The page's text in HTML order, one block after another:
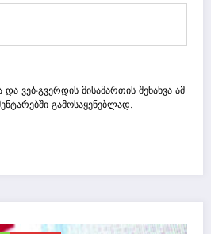
ვებ-გვერდის მისამართის შენახვა ამ
გამოსაყენებლად.